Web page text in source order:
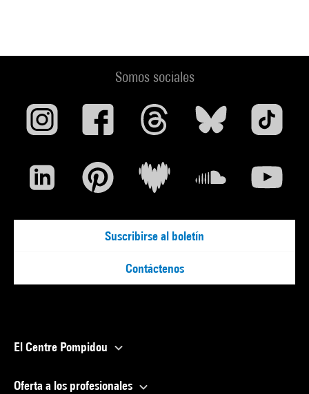
Somos sociales
Suscribirse al boletín
Contáctenos
El Centre Pompidou
Oferta a los profesionales